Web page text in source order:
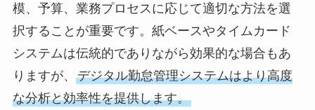
模、予算、業務プロセスに応じて適切な方法を選
択することが重要です。紙ベースやタイムカード
システムは伝統的でありながら効果的な場合もあ
りますが、 デジタル勤怠管理システムはより高度
な分析と効率性を提供します。